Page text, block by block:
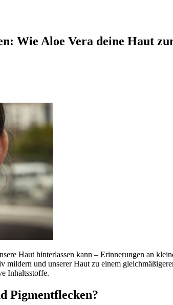
Wie Aloe Vera deine Haut
Haut hinterlassen kann – Erinnerungen an
und unserer Haut zu einem
Inhaltsstoffe.
Pigmentflecken?